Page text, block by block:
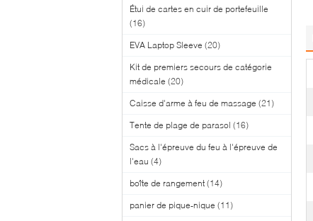
Étui de cartes en cuir de portefeuille
(16)
EVA Laptop Sleeve (20)
Kit de premiers secours de catégorie
médicale (20)
Caisse d'arme à feu de massage (21)
Tente de plage de parasol (16)
Sacs à l'épreuve du feu à l'épreuve de
l'eau (4)
boîte de rangement (14)
panier de pique-nique (11)